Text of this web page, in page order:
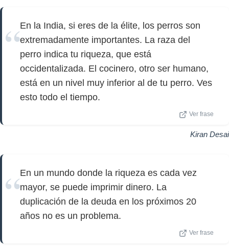
En la India, si eres de la élite, los perros son
extremadamente importantes. La raza del
perro indica tu riqueza, que está
occidentalizada. El cocinero, otro ser humano,
está en un nivel muy inferior al de tu perro. Ves
esto todo el tiempo.
Ver frase
Kiran Desai
En un mundo donde la riqueza es cada vez
mayor, se puede imprimir dinero. La
duplicación de la deuda en los próximos 20
años no es un problema.
Ver frase